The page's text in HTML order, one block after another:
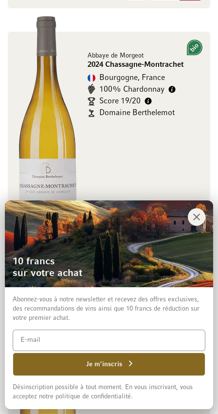
Abbaye de Morgeot
2024 Chassagne-Montrachet
Bio
Bourgogne, France
100% Chardonnay
Score 19/20
Domaine Berthelemot
99.00 CHF
75 cl (132.00 CHF / l) Ajouter
1
2024 Puligny-Montrachet
100% Chardonnay
Domaine Berthelemot
10 francs
sur votre achat
Abonnez-vous à notre newsletter et recevez des offres exclusives,
des recommandations de vins ainsi que 10 francs de réduction sur
votre premier achat.
Je m’inscris
Désinscription possible à tout moment. En vous inscrivant, vous
acceptez notre politique de confidentialité.